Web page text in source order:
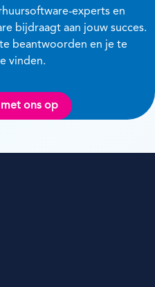
experts en
bijdraagt aan jouw succes.
beantwoorden en je te
vinden.
ons op